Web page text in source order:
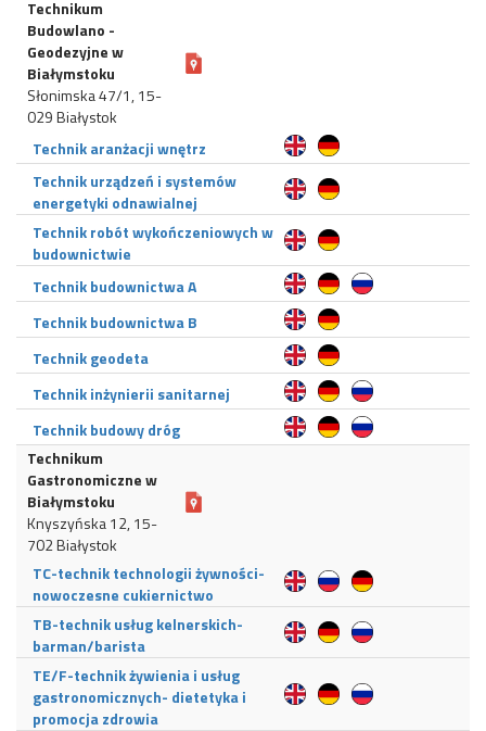
Technikum
Budowlano -
Geodezyjne w
Białymstoku
Słonimska 47/1, 15-
029 Białystok
Technik aranżacji wnętrz
Technik urządzeń i systemów
energetyki odnawialnej
Technik robót wykończeniowych w
budownictwie
Technik budownictwa A
Technik budownictwa B
Technik geodeta
Technik inżynierii sanitarnej
Technik budowy dróg
Technikum
Gastronomiczne w
Białymstoku
Knyszyńska 12, 15-
702 Białystok
TC-technik technologii żywności-
nowoczesne cukiernictwo
TB-technik usług kelnerskich-
barman/barista
TE/F-technik żywienia i usług
gastronomicznych- dietetyka i
promocja zdrowia